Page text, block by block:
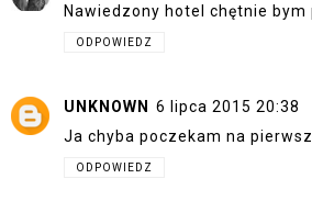
Nawiedzony hotel chętnie bym
ODPOWIEDZ
UNKNOWN
6 lipca 2015 20:38
Ja chyba poczekam na
ODPOWIEDZ